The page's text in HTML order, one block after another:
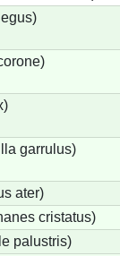
garrulus)
ater)
cristatus)
palustris)